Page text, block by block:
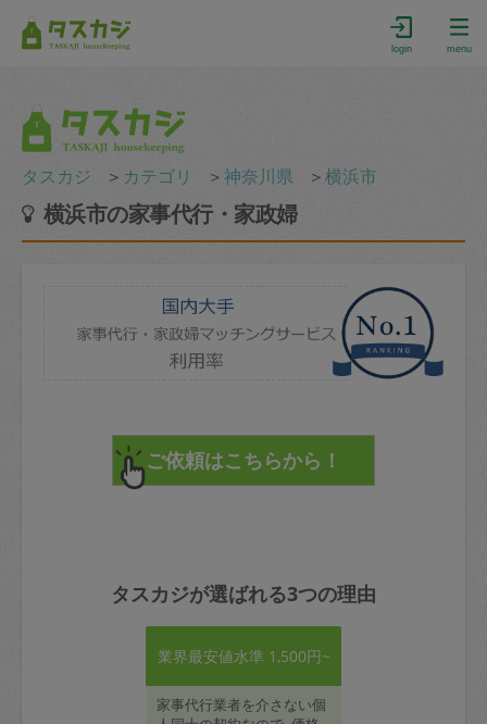
login menu
タスカジ ＞ カテゴリ ＞神奈川県 ＞横浜市
横浜市の家事代行・家政婦
タスカジが選ばれる3つの理由
業界最安値水準 1,500円~
家事代行業者を介さない個